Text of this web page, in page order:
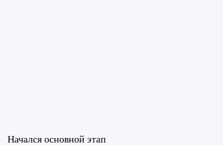
Начался основной этап